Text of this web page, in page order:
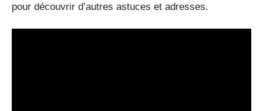
pour découvrir d’autres astuces et adresses.